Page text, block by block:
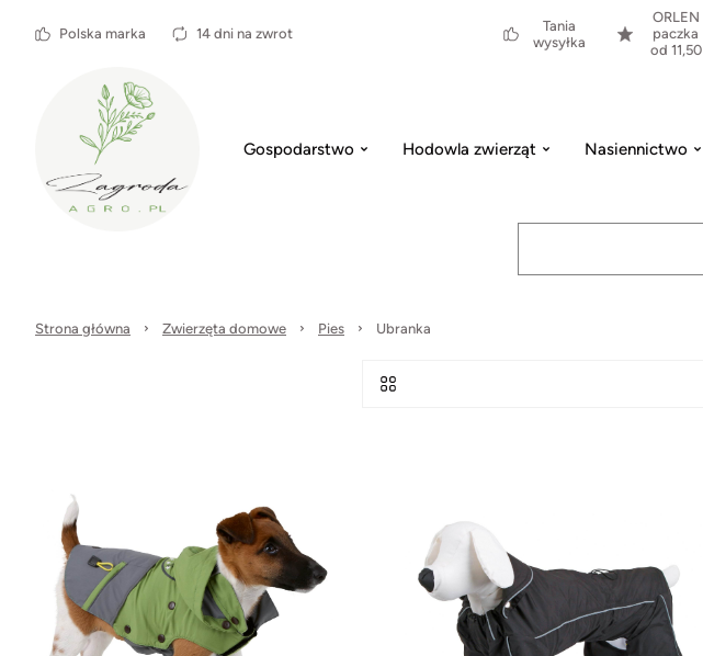
Polska marka 14 dni na zwrot
Tania
wysyłka
ORLEN
paczka
od 11,50
Gospodarstwo Hodowla zwierząt Nasiennictwo
Strona główna Zwierzęta domowe Pies Ubranka